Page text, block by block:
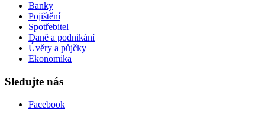
Banky
Pojištění
Spotřebitel
Daně a podnikání
Úvěry a půjčky
Ekonomika
Sledujte nás
Facebook